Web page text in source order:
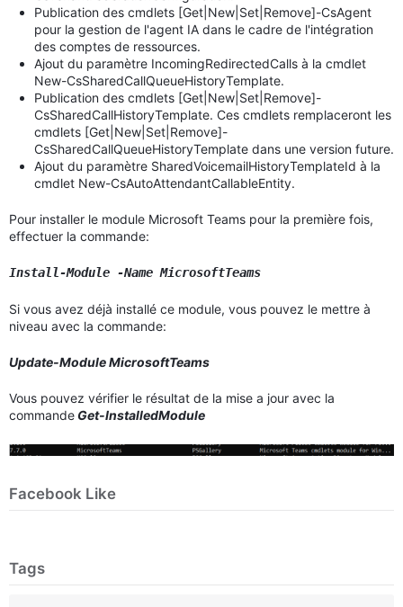
Publication des cmdlets [Get|New|Set|Remove]-CsAgent
pour la gestion de l'agent IA dans le cadre de l'intégration
des comptes de ressources.
Ajout du paramètre IncomingRedirectedCalls à la cmdlet
New-CsSharedCallQueueHistoryTemplate.
Publication des cmdlets [Get|New|Set|Remove]-
CsSharedCallHistoryTemplate. Ces cmdlets remplaceront les
cmdlets [Get|New|Set|Remove]-
CsSharedCallQueueHistoryTemplate dans une version future.
Ajout du paramètre SharedVoicemailHistoryTemplateId à la
cmdlet New-CsAutoAttendantCallableEntity.
Pour installer le module Microsoft Teams pour la première fois,
effectuer la commande:
Install-Module -Name MicrosoftTeams
Si vous avez déjà installé ce module, vous pouvez le mettre à
niveau avec la commande:
Update-Module MicrosoftTeams
Vous pouvez vérifier le résultat de la mise a jour avec la
commande Get-InstalledModule
Facebook Like
Tags